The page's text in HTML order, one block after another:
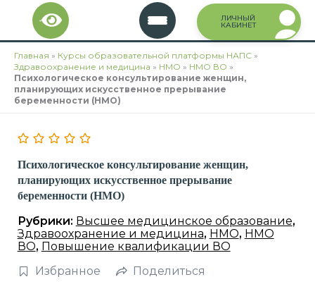
Перейти
содержимому
ЛИЧНЫЙ
КАБИНЕТ
Главная » Курсы образовательной платформы НАПС »
Здравоохранение и медицина » НМО » НМО ВО »
Психологическое консультирование женщин,
планирующих искусственное прерывание
беременности (НМО)
Психологическое консультирование женщин,
планирующих искусственное прерывание
беременности (НМО)
Рубрики: Высшее медицинское образование,
Здравоохранение и медицина, НМО, НМО
ВО, Повышение квалификации ВО
Избранное
Поделиться